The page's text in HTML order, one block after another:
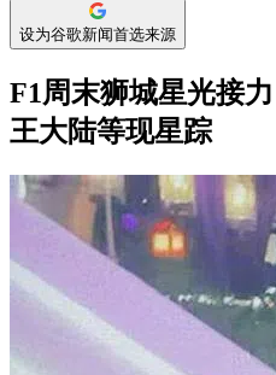
设为谷歌新闻首选来源
F1周末狮城星光接
王大陆等现星踪